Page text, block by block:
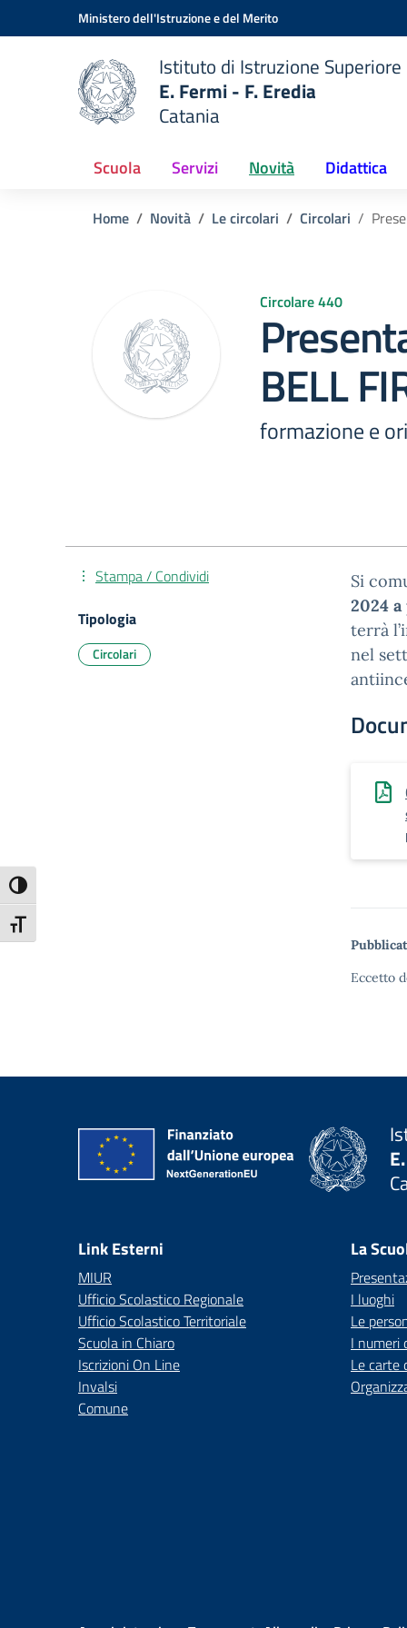
Attiva/disattiva alto contrasto
Attiva/disattiva dimensione testo
Vai ai contenuti
Vai al menu di navigazioneMinistero dell'Istruzione e del Merito
scuola
Istituto di Istruzione Superiore
E. Fermi - F. Eredia
Catania
Scuola Servizi Novità Didattica
Home Novità Le circolari Circolari
Circolare 440
BELL
formazione e
Si
2024 a
terrà
nel
Eccetto
Stampa / Condividi
Tipologia
Circolari
Link Esterni
MIUR
Ufficio Scolastico Regionale
Ufficio Scolastico Territoriale
Scuola in Chiaro
Iscrizioni On Line
Invalsi
Comune
La
I luoghi
Le
I numeri
Le carte